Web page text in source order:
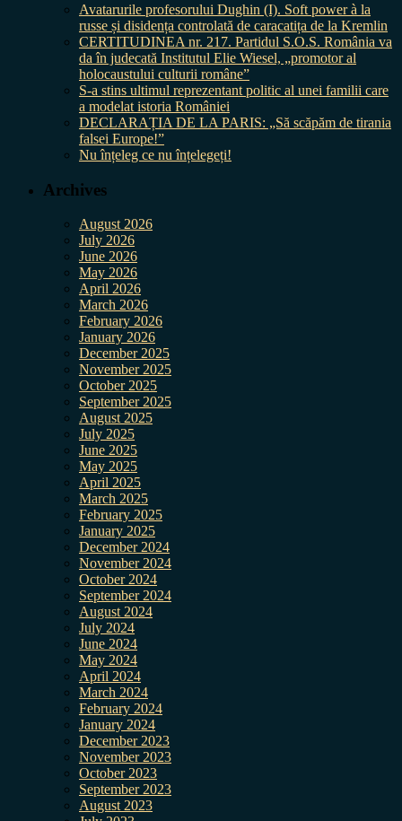
Avatarurile profesorului Dughin (I). Soft power à la
russe și disidența controlată de caracatița de la Kremlin
CERTITUDINEA nr. 217. Partidul S.O.S. România va
da în judecată Institutul Elie Wiesel, „promotor al
holocaustului culturii române”
S-a stins ultimul reprezentant politic al unei familii care
a modelat istoria României
DECLARAȚIA DE LA PARIS: „Să scăpăm de tirania
falsei Europe!”
Nu înțeleg ce nu înțelegeți!
Archives
August 2026
July 2026
June 2026
May 2026
April 2026
March 2026
February 2026
January 2026
December 2025
November 2025
October 2025
September 2025
August 2025
July 2025
June 2025
May 2025
April 2025
March 2025
February 2025
January 2025
December 2024
November 2024
October 2024
September 2024
August 2024
July 2024
June 2024
May 2024
April 2024
March 2024
February 2024
January 2024
December 2023
November 2023
October 2023
September 2023
August 2023